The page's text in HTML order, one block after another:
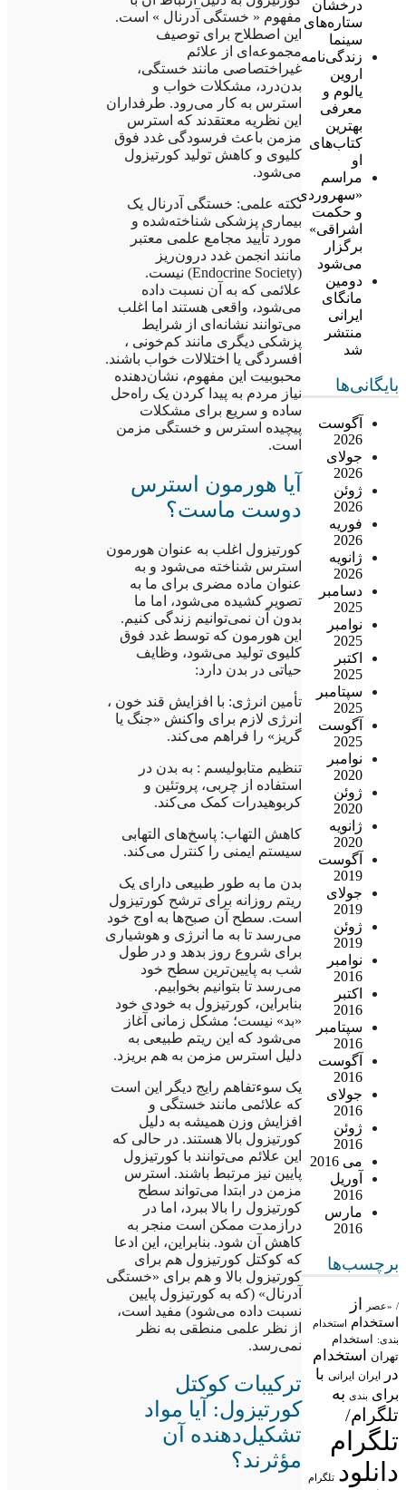
درخشان
ستاره‌های
سینما
زندگی‌نامه
اروین
یالوم و
معرفی
بهترین
کتاب‌های
او
مراسم
«سهروردی
و حکمت
اشراقی»
برگزار
می‌شود
دومین
مانگای
ایرانی
منتشر
شد
بایگانی‌ها
آگوست
2026
جولای
2026
ژوئن
2026
فوریه
2026
ژانویه
2026
دسامبر
2025
نوامبر
2025
اکتبر
2025
سپتامبر
2025
آگوست
2025
نوامبر
2020
ژوئن
2020
ژانویه
2020
آگوست
2019
جولای
2019
ژوئن
2019
نوامبر
2016
اکتبر
2016
سپتامبر
2016
آگوست
2016
جولای
2016
ژوئن
2016
می 2016
آوریل
2016
مارس
2016
برچسب‌ها
/ «عصر از
استخدام استخدام
بندی: استخدام
تهران
استخدام
در
ایران ایرانی با
برای بندی به
تلگرام/
تلگرام
دانلود تلگرام
مفهوم « خستگی آدرنال » است.
این اصطلاح برای توصیف
مجموعه‌ای از علائم
غیراختصاصی مانند خستگی،
بدن‌درد، مشکلات خواب و
استرس به کار می‌رود. طرفداران
این نظریه معتقدند که استرس
مزمن باعث فرسودگی غدد فوق
کلیوی و کاهش تولید کورتیزول
می‌شود.
نکته علمی: خستگی آدرنال یک
بیماری پزشکی شناخته‌شده و
مورد تأیید مجامع علمی معتبر
مانند انجمن غدد درون‌ریز
(Endocrine Society) نیست.
علائمی که به آن نسبت داده
می‌شود، واقعی هستند اما اغلب
می‌توانند نشانه‌ای از شرایط
پزشکی دیگری مانند کم‌خونی ،
افسردگی یا اختلالات خواب باشند.
محبوبیت این مفهوم، نشان‌دهنده
نیاز مردم به پیدا کردن یک راه‌حل
ساده و سریع برای مشکلات
پیچیده استرس و خستگی مزمن
است.
آیا هورمون استرس
دوست ماست؟
کورتیزول اغلب به عنوان هورمون
استرس شناخته می‌شود و به
عنوان ماده مضری برای ما به
تصویر کشیده می‌شود، اما ما
بدون آن نمی‌توانیم زندگی کنیم.
این هورمون که توسط غدد فوق
کلیوی تولید می‌شود، وظایف
حیاتی در بدن دارد:
تأمین انرژی: با افزایش قند خون ،
انرژی لازم برای واکنش «جنگ یا
گریز» را فراهم می‌کند.
تنظیم متابولیسم : به بدن در
استفاده از چربی، پروتئین و
کربوهیدرات کمک می‌کند.
کاهش التهاب: پاسخ‌های التهابی
سیستم ایمنی را کنترل می‌کند.
بدن ما به طور طبیعی دارای یک
ریتم روزانه برای ترشح کورتیزول
است. سطح آن صبح‌ها به اوج خود
می‌رسد تا به ما انرژی و هوشیاری
برای شروع روز بدهد و در طول
شب به پایین‌ترین سطح خود
می‌رسد تا بتوانیم بخوابیم.
بنابراین، کورتیزول به خودی خود
«بد» نیست؛ مشکل زمانی آغاز
می‌شود که این ریتم طبیعی به
دلیل استرس مزمن به هم بریزد.
یک سوءتفاهم رایج دیگر این است
که علائمی مانند خستگی و
افزایش وزن همیشه به دلیل
کورتیزول بالا هستند. در حالی که
این علائم می‌توانند با کورتیزول
پایین نیز مرتبط باشند. استرس
مزمن در ابتدا می‌تواند سطح
کورتیزول را بالا ببرد، اما در
درازمدت ممکن است منجر به
کاهش آن شود. بنابراین، این ادعا
که کوکتل کورتیزول هم برای
کورتیزول بالا و هم برای «خستگی
آدرنال» (که به کورتیزول پایین
نسبت داده می‌شود) مفید است،
از نظر علمی منطقی به نظر
نمی‌رسد.
ترکیبات کوکتل
کورتیزول: آیا مواد
تشکیل‌دهنده آن
مؤثرند؟